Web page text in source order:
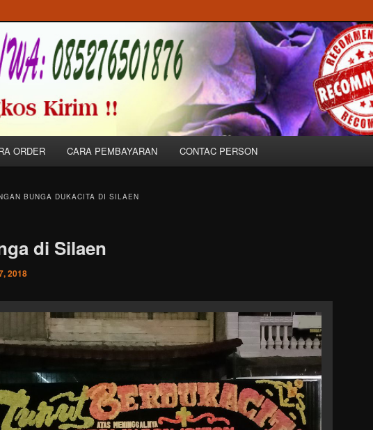
di Balige//085276501876
Karangan Bunga Ucapan Untuk Dukacita, Peresmian & Pernikahan/Wedding di
Khususnya.
ORDER CARA PEMBAYARAN CONTAC PERSON
BUNGA DUKACITA DI SILAEN
di Silaen
2018